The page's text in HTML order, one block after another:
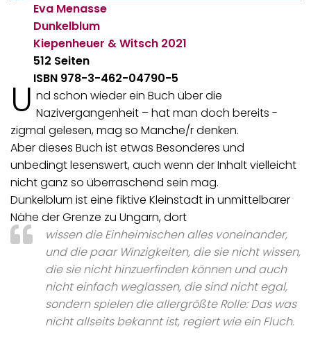
Eva Menasse
Dunkelblum
Kiepenheuer & Witsch 2021
512 Seiten
ISBN 978-3-462-04790-5
U nd schon wieder ein Buch über die
Nazivergangenheit – hat man doch bereits -
zigmal gelesen, mag so Manche/r denken.
Aber dieses Buch ist etwas Besonderes und
unbedingt lesenswert, auch wenn der Inhalt vielleicht
nicht ganz so überraschend sein mag.
Dunkelblum ist eine fiktive Kleinstadt in unmittelbarer
Nähe der Grenze zu Ungarn, dort
wissen die Einheimischen alles voneinander,
und die paar Winzigkeiten, die sie nicht wissen,
die sie nicht hinzuerfinden können und auch
nicht einfach weglassen, die sind nicht egal,
sondern spielen die allergrößte Rolle: Das was
nicht allseits bekannt ist, regiert wie ein Fluch.